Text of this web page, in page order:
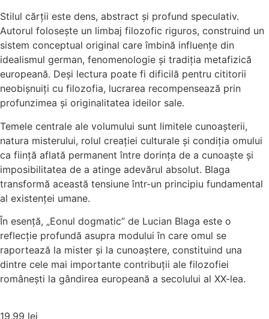
Stilul cărții este dens, abstract și profund speculativ.
Autorul folosește un limbaj filozofic riguros, construind un
sistem conceptual original care îmbină influențe din
idealismul german, fenomenologie și tradiția metafizică
europeană. Deși lectura poate fi dificilă pentru cititorii
neobișnuiți cu filozofia, lucrarea recompensează prin
profunzimea și originalitatea ideilor sale.
Temele centrale ale volumului sunt limitele cunoașterii,
natura misterului, rolul creației culturale și condiția omului
ca ființă aflată permanent între dorința de a cunoaște și
imposibilitatea de a atinge adevărul absolut. Blaga
transformă această tensiune într-un principiu fundamental
al existenței umane.
În esență, „Eonul dogmatic” de Lucian Blaga este o
reflecție profundă asupra modului în care omul se
raportează la mister și la cunoaștere, constituind una
dintre cele mai importante contribuții ale filozofiei
românești la gândirea europeană a secolului al XX-lea.
19,99 lei